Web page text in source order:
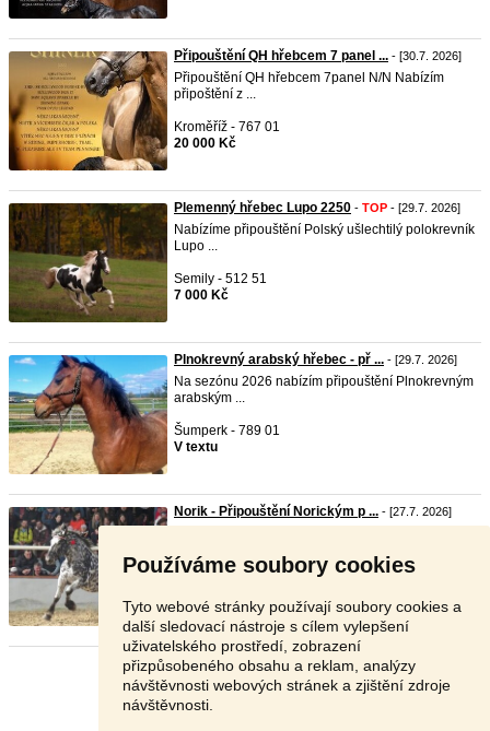
Používáme soubory cookies
Tyto webové stránky používají soubory cookies a
další sledovací nástroje s cílem vylepšení
uživatelského prostředí, zobrazení
přizpůsobeného obsahu a reklam, analýzy
návštěvnosti webových stránek a zjištění zdroje
návštěvnosti.
Připouštění QH hřebcem 7 panel ... - [30.7. 2026]
Připouštění QH hřebcem 7panel N/N Nabízím
připoštění z ...
Kroměříž - 767 01
20 000 Kč
Plemenný hřebec Lupo 2250 - TOP - [29.7. 2026]
Nabízíme připouštění Polský ušlechtilý polokrevník
Lupo ...
Semily - 512 51
7 000 Kč
Plnokrevný arabský hřebec - př ... - [29.7. 2026]
Na sezónu 2026 nabízím připouštění Plnokrevným
arabským ...
Šumperk - 789 01
V textu
Norik - Připouštění Norickým p ... - [27.7. 2026]
Dohodou
Stránka: 1 2 3 Další